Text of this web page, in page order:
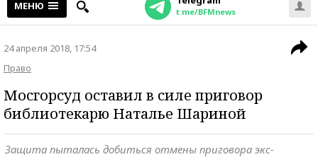
МЕНЮ t.me/BFMnews
24 апреля 2018, 17:54
Право
Мосгорсуд оставил в силе приговор
библиотекарю Наталье Шариной
Защита пыталась добиться отмены приговора экс-